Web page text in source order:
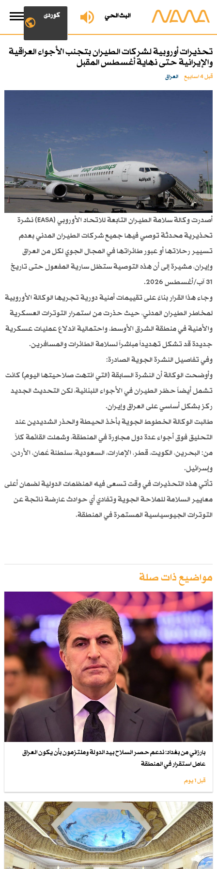
البث الحي کوردی
تحذيرات أوروبية لشركات الطيران بتجنب الأجواء العراقية
والإيرانية حتى نهاية أغسطس المقبل
قبل 4 اسابیع العراق
أصدرت وكالة سلامة الطيران التابعة للاتحاد الأوروبي (EASA) نشرة
تحذيرية محدثة توصي فيها جميع شركات الطيران المدني بعدم
تسيير رحلاتها أو عبور طائراتها في المجال الجوي لكل من العراق
وإيران، مشيرة إلى أن هذه التوصية ستظل سارية المفعول حتى تاريخ
31 آب/أغسطس 2026.
وجاء هذا القرار بناءً على تقييمات أمنية دورية تجريها الوكالة الأوروبية
لمخاطر الطيران المدني، حيث حذرت من استمرار التوترات العسكرية
والأمنية في منطقة الشرق الأوسط، واحتمالية اندلاع عمليات عسكرية
جديدة قد تشكل تهديداً مباشراً لسلامة الطائرات والمسافرين.
وفي تفاصيل النشرة الجوية الصادرة:
وأوضحت الوكالة أن النشرة السابقة (التي انتهت صلاحيتها اليوم) كانت
تشمل أيضاً حظر الطيران في الأجواء اللبنانية، لكن التحديث الجديد
ركز بشكل أساسي على العراق وإيران.
طالبت الوكالة الخطوط الجوية بأخذ الحيطة والحذر الشديدين عند
التحليق فوق أجواء عدة دول مجاورة في المنطقة، وشملت القائمة كلاً
من: البحرين، الكويت، قطر، الإمارات، السعودية، سلطنة عُمان، الأردن،
وإسرائيل.
تأتي هذه التحذيرات في وقت تسعى فيه المنظمات الدولية لضمان أعلى
معايير السلامة للملاحة الجوية وتفادي أي حوادث عارضة ناتجة عن
التوترات الجيوسياسية المستمرة في المنطقة.
مواضيع ذات صلة
بارزاني من بغداد: ندعم حصر السلاح بيد الدولة وملتزمون بأن يكون العراق
عامل استقرار في المنطقة
قبل 1 یوم